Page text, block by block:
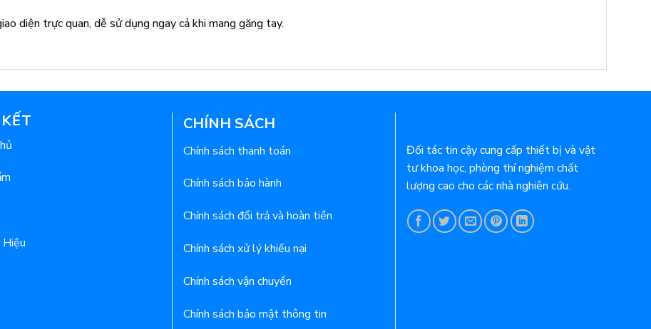
diện trực quan, dễ sử dụng ngay cả khi mang găng tay.
CHÍNH SÁCH
Chính sách thanh toán
Chính sách bảo hành
Chính sách đổi trả và hoàn tiền
Chính sách xử lý khiếu nại
Chính sách vận chuyển
Chính sách bảo mật thông tin
Đối tác tin cậy cung cấp thiết bị và vật
tư khoa học, phòng thí nghiệm chất
lượng cao cho các nhà nghiên cứu.